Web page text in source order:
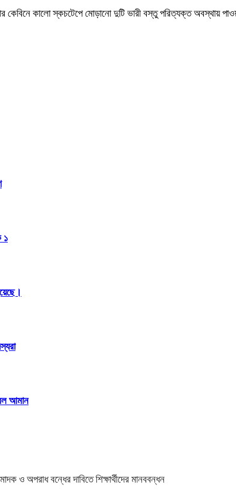
কালো স্কচটেপে মোড়ানো দুটি ভারী বস্তু পরিত্যক্ত অবস্থায়
১
আমান
ও অপরাধ বন্ধের দাবিতে শিক্ষার্থীদের মানববন্ধন